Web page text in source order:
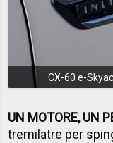
CX-60 e-
UN MOTORE, UN
tremilatre per